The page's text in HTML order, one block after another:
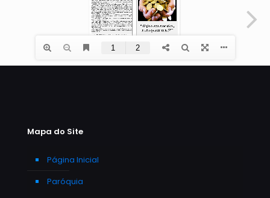
Mapa do Site
Página Inicial
Paróquia